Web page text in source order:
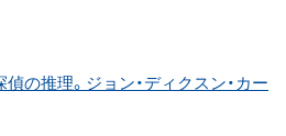
の推理。ジョン・ディクスン・カー